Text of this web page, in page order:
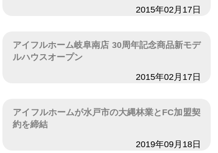
2015年02月17日
アイフルホーム岐阜南店 30周年記念商品新モデ
ルハウスオープン
2015年02月17日
アイフルホームが水戸市の大縄林業とFC加盟契
約を締結
2019年09月18日